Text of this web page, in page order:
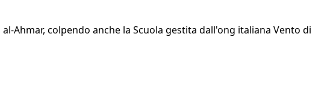
Ahmar, colpendo anche la Scuola gestita dall'ong italiana Vento di